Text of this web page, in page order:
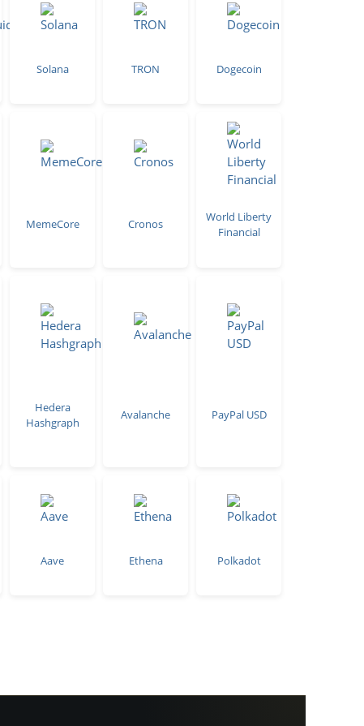
Solana TRON Dogecoin
MemeCore Cronos
World Liberty
Financial
Hedera
Hashgraph
Avalanche PayPal USD
Aave Ethena Polkadot